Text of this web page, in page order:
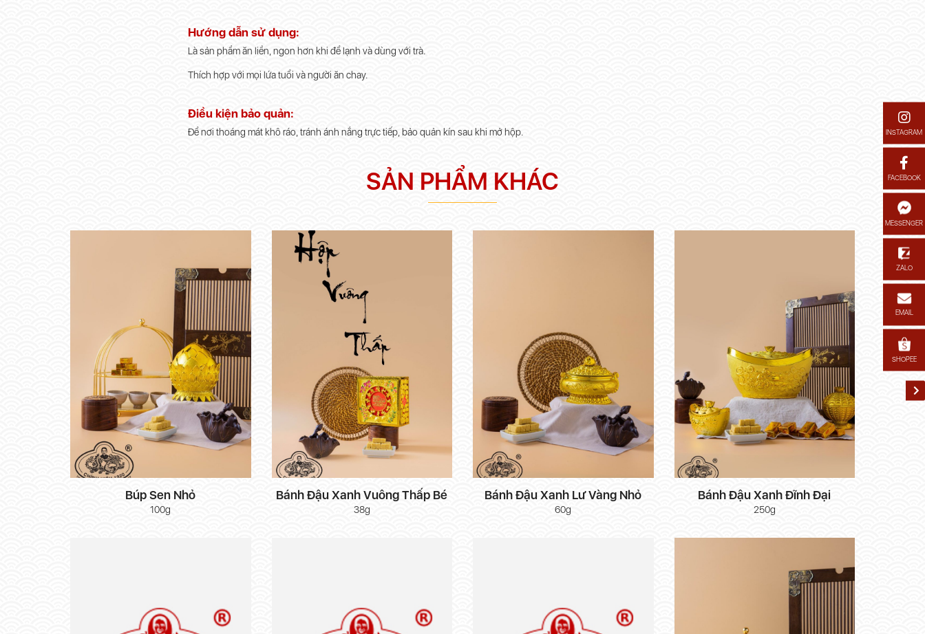
Hướng dẫn sử dụng:
Là sản phẩm ăn liền, ngon hơn khi để lạnh và dùng với trà.
Thích hợp với mọi lứa tuổi và người ăn chay.
Điều kiện bảo quản:
Để nơi thoáng mát khô ráo, tránh ánh nắng trực tiếp, bảo quản kín sau khi mở hộp.
SẢN PHẨM KHÁC
Búp Sen Nhỏ
100g
Bánh Đậu Xanh Vuông Thấp Bé
38g
Bánh Đậu Xanh Lư Vàng Nhỏ
60g
Bánh Đậu Xanh Đĩnh Đại
250g
INSTAGRAM
FACEBOOK
MESSENGER
ZALO
EMAIL
SHOPEE